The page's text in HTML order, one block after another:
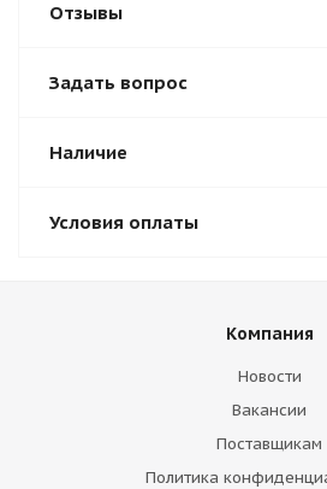
Отзывы
Задать вопрос
Наличие
Условия оплаты
Компания
Новости
Вакансии
Поставщикам
Политика